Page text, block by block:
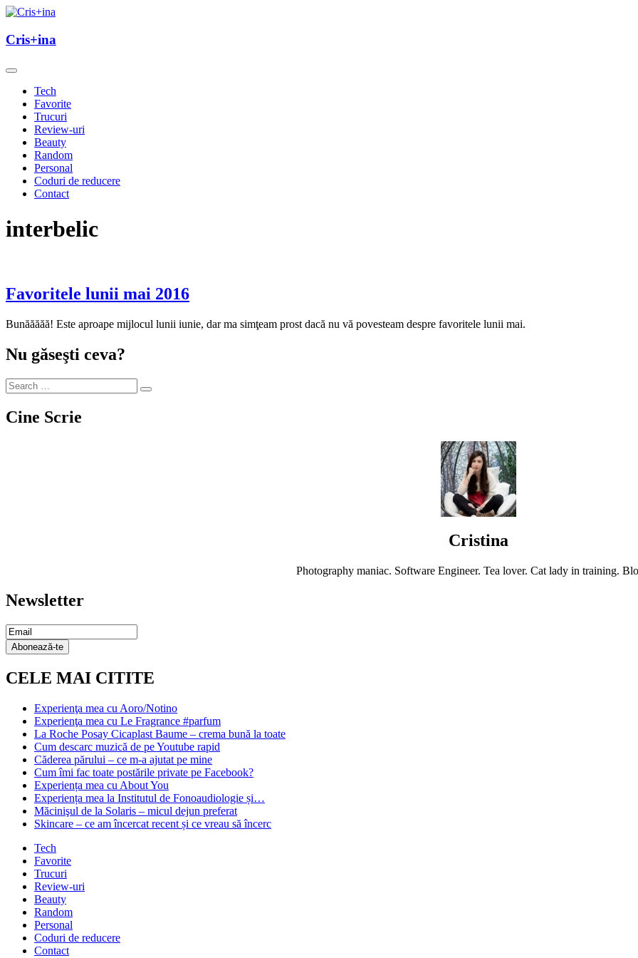
Skip
content
Cris+ina
Cris+ina
Tech
Favorite
Trucuri
Review-uri
Beauty
Random
Personal
Coduri de reducere
Contact
interbelic
Favoritele lunii mai 2016
Bunăăăăă! Este aproape mijlocul lunii iunie, dar ma simţeam prost dacă nu vă povesteam despre favoritele lunii mai.
Nu găseşti ceva?
Cine Scrie
Cristina
Photography maniac. Software Engineer. Tea lover. Cat lady in training.
Newsletter
Email
Subscription
Abonează-te
CELE MAI CITITE
Experienţa mea cu Aoro/Notino
Experienţa mea cu Le Fragrance #parfum
La Roche Posay Cicaplast Baume – crema bună la toate
Cum descarc muzică de pe Youtube rapid
Căderea părului – ce m-a ajutat pe mine
Cum îmi fac toate postările private pe Facebook?
Experiența mea cu About You
Experiența mea la Institutul de Fonoaudiologie și…
Măcinişul de la Solaris – micul dejun preferat
Skincare – ce am încercat recent și ce vreau să încerc
Tech
Favorite
Trucuri
Review-uri
Beauty
Random
Personal
Coduri de reducere
Contact